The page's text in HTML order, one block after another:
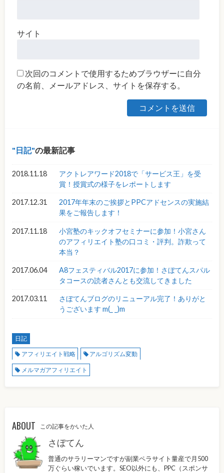
サイト
次回のコメントで使用するためブラウザーに自分
の名前、メールアドレス、サイトを保存する。
日記 の最新記事
2018.11.18
アクトレアワード2018で「サービス王」を受
賞！授賞式の様子をレポートします
2017.12.31
2017年年末のご挨拶とPPCアドセンスの実施結
果をご報告します！
2017.11.18
小宮塾のキックオフセミナーに参加！小宮さん
のアフィリエイト塾の口コミ・評判。詐欺って
本当？
2017.06.04
A8フェスティバル2017に参加！さぼてんスパル
タコースの読者さんとも交流してきました
2017.03.11
さぼてんブログのリニューアル完了！ありがと
うございます m(_ _)m
日記
アフィリエイト戦略
アルゴリズム変動
メルマガアフィリエイト
ABOUT この記事をかいた人
さぼてん
普通のサラリーマンですが副業ペラサイト量産で月500
万ぐらい稼いでいます。SEO以外にも、PPC（スポンサ